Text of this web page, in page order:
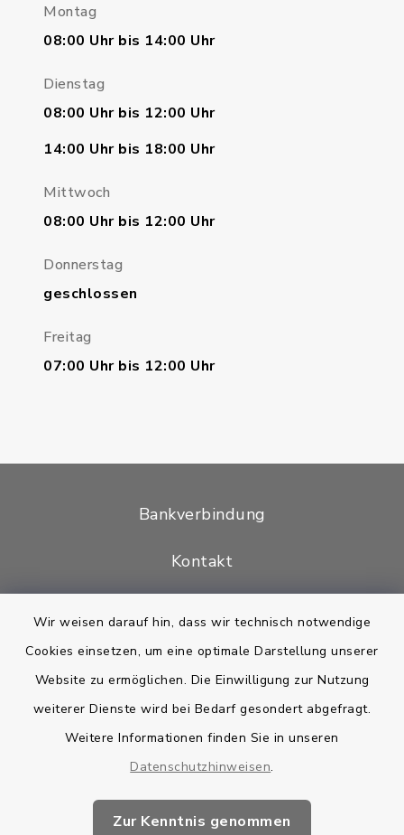
Wir weisen darauf hin, dass wir technisch notwendige
Cookies einsetzen, um eine optimale Darstellung unserer
Website zu ermöglichen. Die Einwilligung zur Nutzung
weiterer Dienste wird bei Bedarf gesondert abgefragt.
Weitere Informationen finden Sie in unseren
Datenschutzhinweisen.
Zur Kenntnis genommen
Montag
08:00 Uhr bis 14:00 Uhr
Dienstag
08:00 Uhr bis 12:00 Uhr
14:00 Uhr bis 18:00 Uhr
Mittwoch
08:00 Uhr bis 12:00 Uhr
Donnerstag
geschlossen
Freitag
07:00 Uhr bis 12:00 Uhr
Bankverbindung
Kontakt
Datenschutz
Impressum
Sitemap
Cookie-Einstellungen